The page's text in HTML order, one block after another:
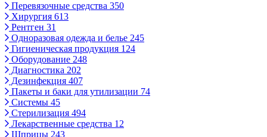
Перевязочные средства 350
Хирургия 613
Рентген 31
Одноразовая одежда и белье 245
Гигиеническая продукция 124
Оборудование 248
Диагностика 202
Дезинфекция 407
Пакеты и баки для утилизации 74
Системы 45
Стерилизация 494
Лекарственные средства 12
Шприцы 243